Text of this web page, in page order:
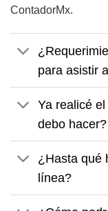
ContadorMx.
para asistir
Ya realicé
debo hacer?
¿Hasta qué
línea?